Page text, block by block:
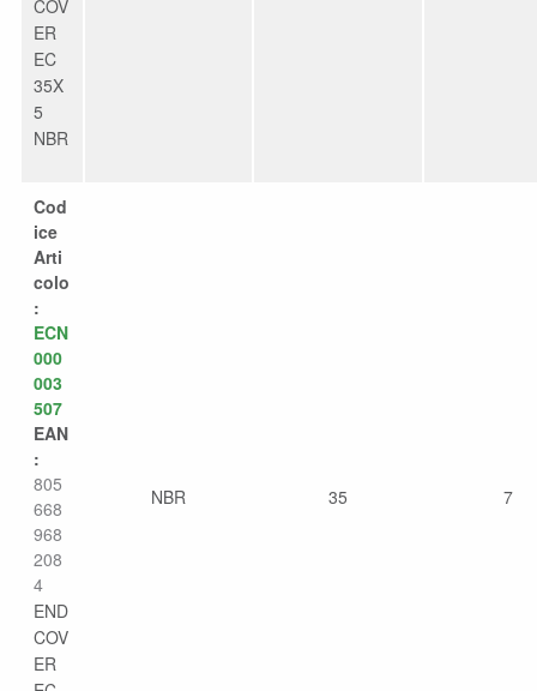
COV
ER
EC
35X
5
NBR
Cod
ice
Arti
colo
:
ECN
000
003
507
EAN
:
805
668
968
208
4
END
COV
ER
NBR 35 7